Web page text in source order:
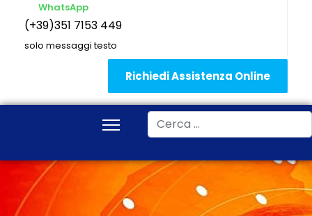
WhatsApp
(+39)351 7153 449
solo messaggi testo
Richiedi Assistenza Online
Cerca